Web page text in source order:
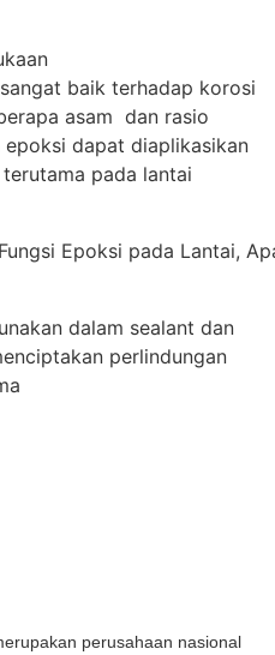
baik terhadap korosi
asam dan rasio
dapat diaplikasikan
pada lantai
dalam sealant dan
perlindungan
perusahaan nasional